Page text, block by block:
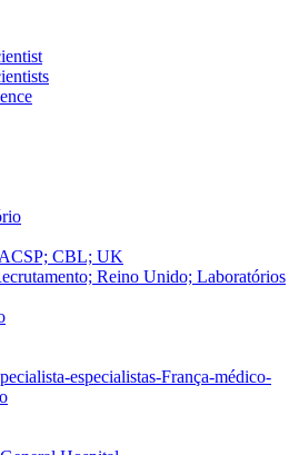
CBL; UK
Reino Unido; Laboratórios
especialistas-França-médico-